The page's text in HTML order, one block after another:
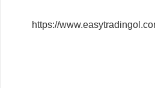
https://